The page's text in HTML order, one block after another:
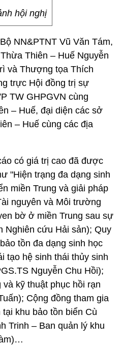
hội nghị
NN&PTNT Vũ Văn Tám,
Thiên – Huế Nguyễn
và Thượng tọa Thích
trực Hội đồng trị sự
TW GHPGVN cùng
– Huế, đại diện các sở
– Huế cùng các địa
có giá trị cao đã được
"Hiện trạng đa dạng sinh
miền Trung và giải pháp
nguyên và Môi trường
bờ ở miền Trung sau sự
Nghiên cứu Hải sản); Quy
tồn đa dạng sinh học
tạo hệ sinh thái thủy sinh
Nguyễn Chu Hồi);
kỹ thuật phục hồi rạn
Cộng đồng tham gia
khu bảo tồn biển Cù
Trinh – Ban quản lý khu